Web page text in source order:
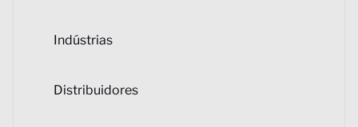
Indústrias
Distribuidores